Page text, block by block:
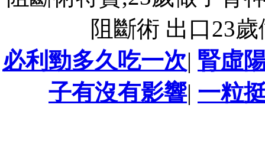
阻斷術 出口23
必利勁多久吃一次| 腎虛
子有沒有影響| 一粒